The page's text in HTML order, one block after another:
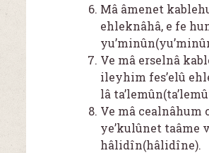
Mâ âmenet
ehleknâhâ, e fe
Ve mâ erselnâ
ileyhim fes’elû
lâ
Ve mâ cealnâhum
ye’kulûnet taâme
hâlidîn(hâlidîne).